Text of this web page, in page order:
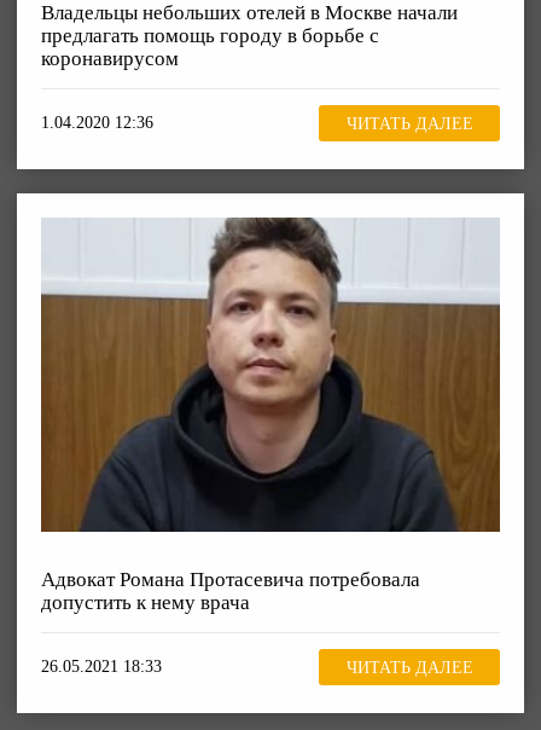
Владельцы небольших отелей в Москве начали
предлагать помощь городу в борьбе с
коронавирусом
1.04.2020 12:36 ЧИТАТЬ ДАЛЕЕ
Адвокат Романа Протасевича потребовала
допустить к нему врача
26.05.2021 18:33 ЧИТАТЬ ДАЛЕЕ